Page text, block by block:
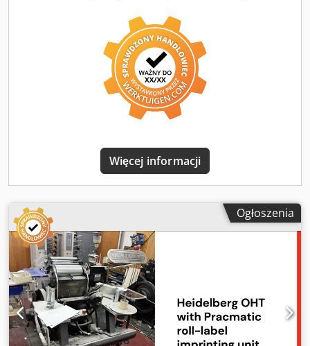
Więcej informacji
Ogłoszenia